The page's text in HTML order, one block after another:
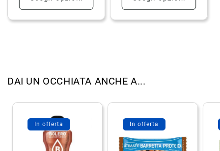
DAI UN OCCHIATA ANCHE A...
In offerta In offerta